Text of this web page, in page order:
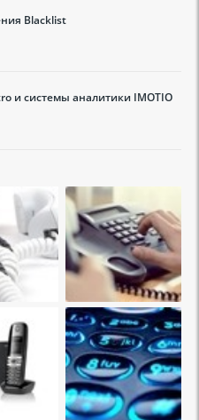
Blacklist
и системы аналитики IMOTIO